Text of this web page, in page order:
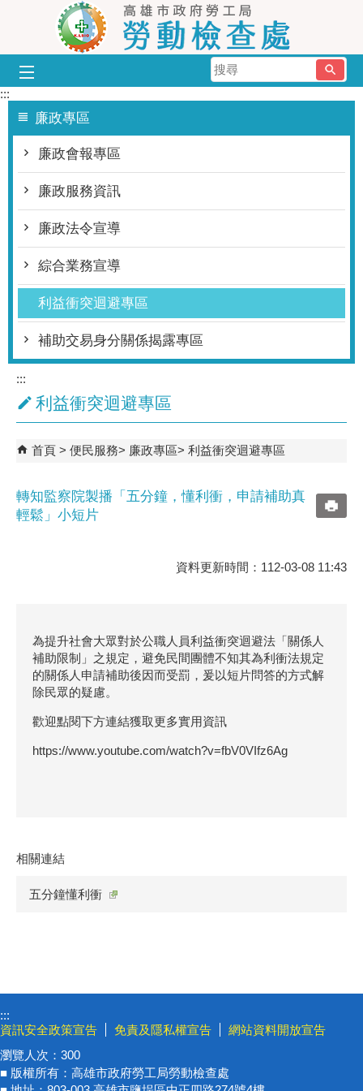
跳到主要內容區塊
搜
尋
:::
廉政專區
廉政會報專區
廉政服務資訊
廉政法令宣導
綜合業務宣導
利益衝突迴避專區
補助交易身分關係揭露專區
:::
利益衝突迴避專區
首頁 便民服務 廉政專區 利益衝突迴避專區
轉知監察院製播「五分鐘，懂利衝，申請補助真
輕鬆」小短片
資料更新時間：112-03-08 11:43
為提升社會大眾對於公職人員利益衝突迴避法「關係人
補助限制」之規定，避免民間團體不知其為利衝法規定
的關係人申請補助後因而受罰，爰以短片問答的方式解
除民眾的疑慮。
歡迎點閱下方連結獲取更多實用資訊
https://www.youtube.com/watch?v=fbV0VIfz6Ag
相關連結
五分鐘懂利衝
:::
資訊安全政策宣告
免責及隱私權宣告
網站資料開放宣告
瀏覽人次： 300
■ 版權所有：高雄市政府勞工局勞動檢查處